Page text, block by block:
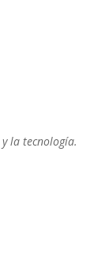
la tecnología.